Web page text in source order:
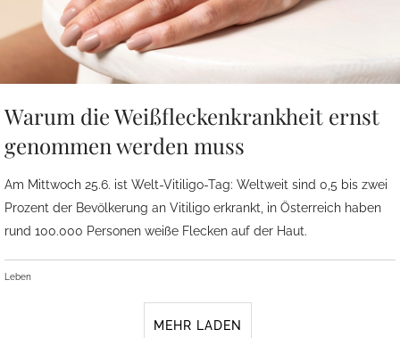
Warum die Weißfleckenkrankheit ernst
genommen werden muss
Am Mittwoch 25.6. ist Welt-Vitiligo-Tag: Weltweit sind 0,5 bis zwei
Prozent der Bevölkerung an Vitiligo erkrankt, in Österreich haben
rund 100.000 Personen weiße Flecken auf der Haut.
Leben
MEHR LADEN